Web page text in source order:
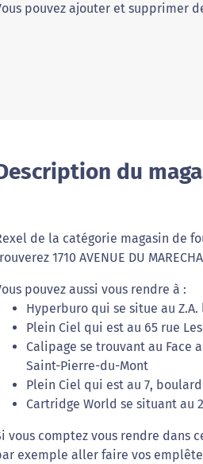
pouvez ajouter et supprimer
du
de la catégorie magasin de
1710 AVENUE DU
pouvez aussi vous rendre à :
Hyperburo qui se situe au
Plein Ciel qui est au 65 rue
Calipage se trouvant au Face
Saint-Pierre-du-Mont
Plein Ciel qui est au 7,
Cartridge World se situant au
vous comptez vous rendre dans
exemple aller faire vos